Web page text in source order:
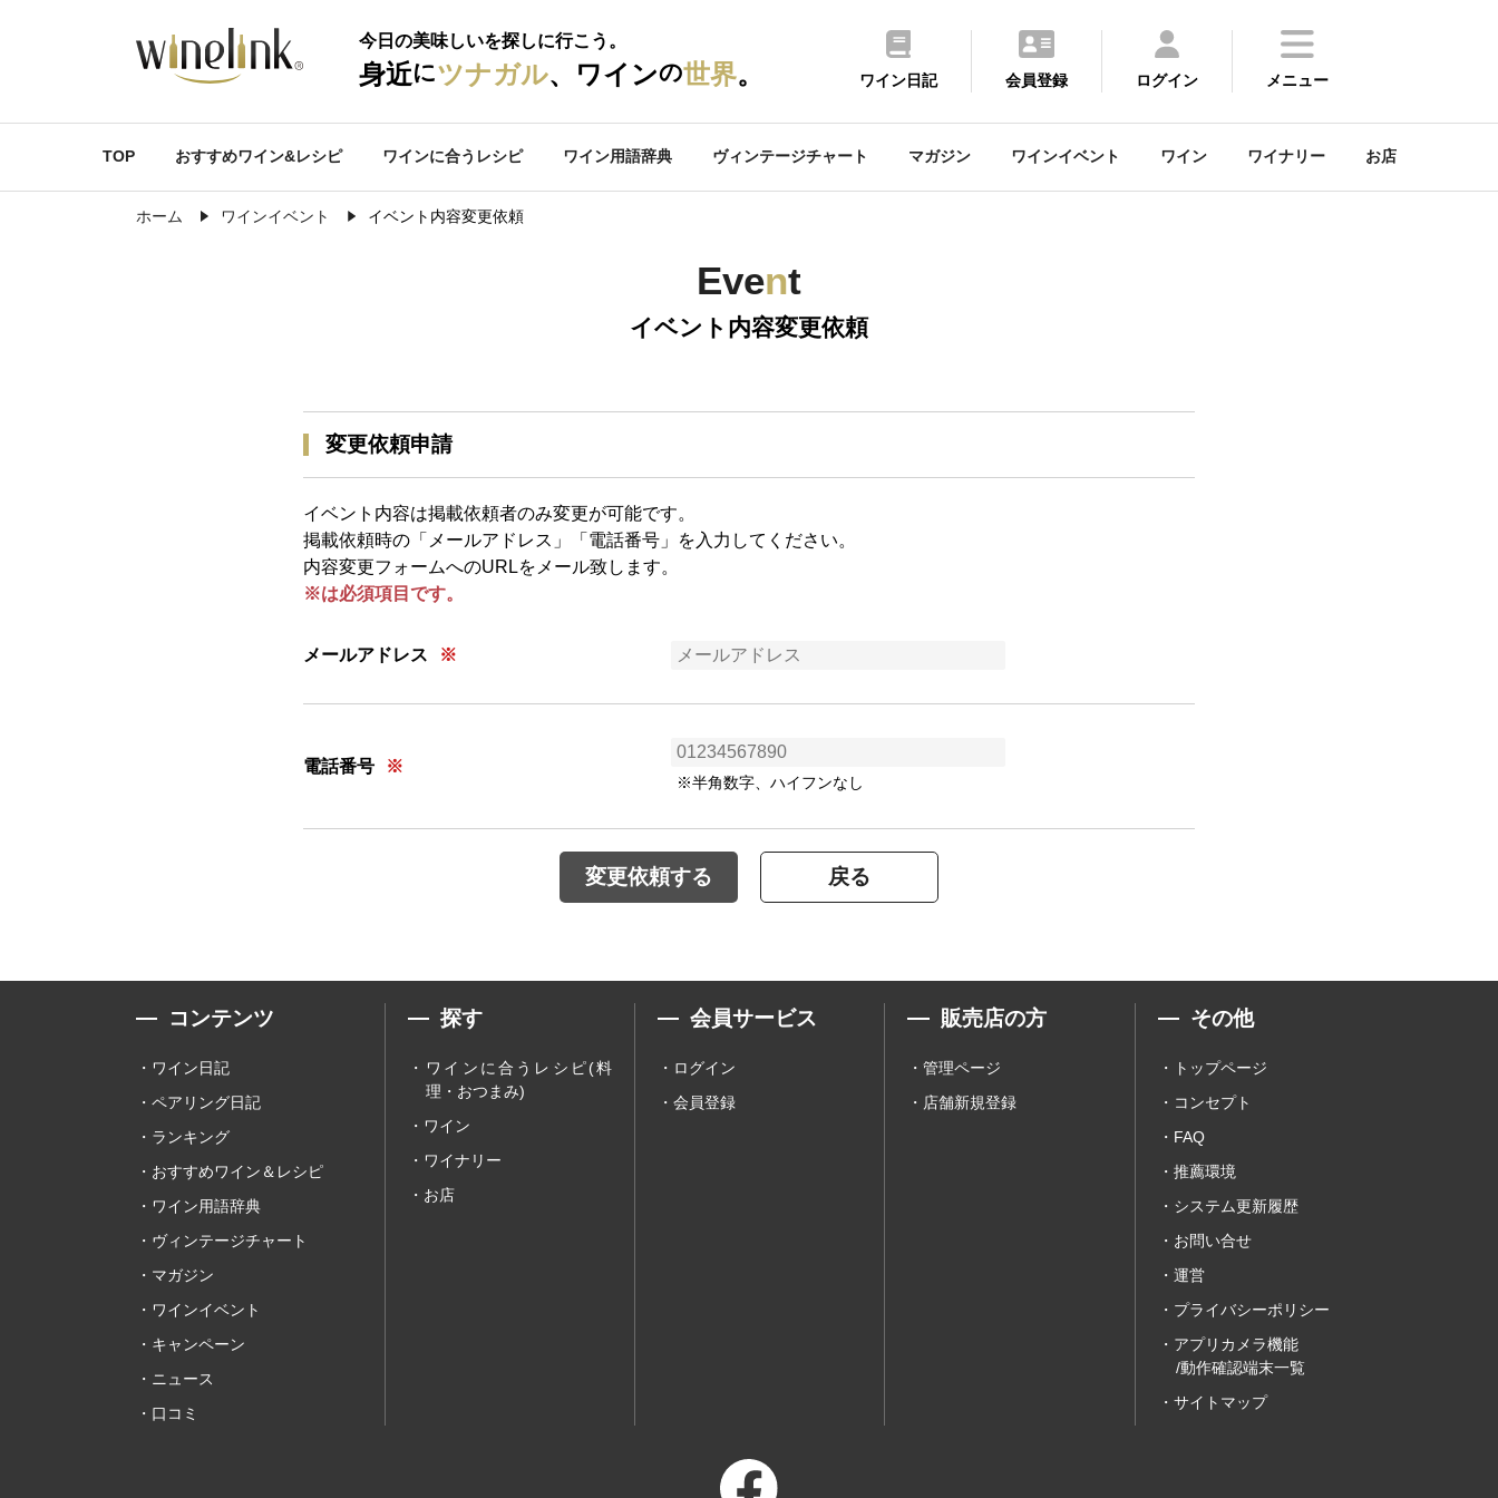
今日の美味しいを探しに行こう。
身近にツナガル、ワインの世界。 ワイン日記 会員登録 ログイン メニュー
TOP おすすめワイン&レシピ ワインに合うレシピ ワイン用語辞典 ヴィンテージチャート マガジン ワインイベント ワイン ワイナリー お店
ホーム ワインイベント イベント内容変更依頼
Event
イベント内容変更依頼
変更依頼申請
イベント内容は掲載依頼者のみ変更が可能です。
掲載依頼時の「メールアドレス」「電話番号」を入力してください。
内容変更フォームへのURLをメール致します。
※は必須項目です。
メールアドレス
電話番号
※半角数字、ハイフンなし
変更依頼する 戻る
コンテンツ
ワイン日記
ペアリング日記
ランキング
おすすめワイン＆レシピ
ワイン用語辞典
ヴィンテージチャート
マガジン
ワインイベント
キャンペーン
ニュース
口コミ
探す
ワインに合うレシピ(料
理・おつまみ)
ワイン
ワイナリー
お店
会員サービス
ログイン
会員登録
販売店の方
管理ページ
店舗新規登録
その他
トップページ
コンセプト
FAQ
推薦環境
システム更新履歴
お問い合せ
運営
プライバシーポリシー
アプリカメラ機能
/動作確認端末一覧
サイトマップ